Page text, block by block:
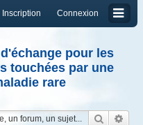
Connexion
Inscription
pour les
touchées par une
rare